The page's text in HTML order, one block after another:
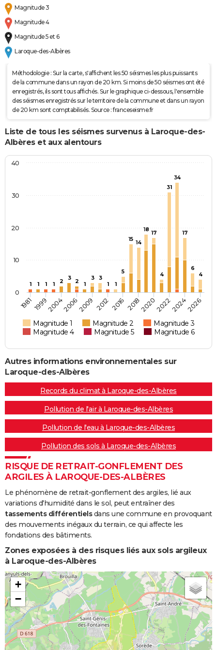
Coulées de
Boue
Magnitude 3
Magnitude 4
Magnitude 5 et 6
Laroque-des-Albères
Méthodologie : Sur la carte, s'affichent les 50 séismes les plus puissants
de la commune dans un rayon de 20 km. Si moins de 50 séismes ont été
enregistrés, ils sont tous affichés. Sur le graphique ci-dessous, l'ensemble
des séismes enregistrés sur le territoire de la commune et dans un rayon
de 20 km sont comptabilisés. Source : franceseisme.fr
Liste de tous les séismes survenus à Laroque-des-
Albères et aux alentours
1 1 1 1 2 3 2 1
3
3
1
1
5
15 14
18 17
4
31
34
17
6
4
Magnitude 1 Magnitude 2
Magnitude 3
Magnitude 4
Magnitude 5 Magnitude 6
19811999200420062009 2012 2016 20182020202220242026
0
10
20
30
40
Autres informations environnementales sur
Laroque-des-Albères
Records du climat à Laroque-des-Albères
Pollution de l'air à Laroque-des-Albères
Pollution de l'eau à Laroque-des-Albères
Pollution des sols à Laroque-des-Albères
RISQUE DE RETRAIT-GONFLEMENT DES
ARGILES À LAROQUE-DES-ALBÈRES
Le phénomène de retrait-gonflement des argiles, lié aux
variations d'humidité dans le sol, peut entraîner des
tassements différentielsdans une commune en provoquant
des mouvements inégaux du terrain, ce qui affecte les
fondations des bâtiments.
Zones exposées à des risques liés aux sols argileux
à Laroque-des-Albères
+
−